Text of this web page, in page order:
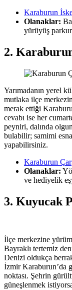
Karaburun
Olanaklar:
yürüyüş
2. Karaburun
Yarımadanın yerel
mutlaka ilçe
merak ettiği
cevabı ise her
peyniri, dalında
bulabilir; samimi
yapabilirsiniz.
Karaburun
Olanaklar:
ve hediyelik
3. Kuyucak
İlçe merkezine
Bayraklı tertemiz
Denizi oldukça
İzmir Karaburun’da
noktası. Şehrin
güneşlenmek